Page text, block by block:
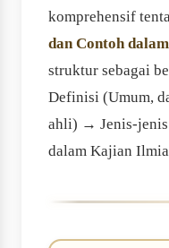
komprehensif
dan Contoh
struktur sebagai
Definisi (Umum,
ahli) → Jenis-
dalam Kajian